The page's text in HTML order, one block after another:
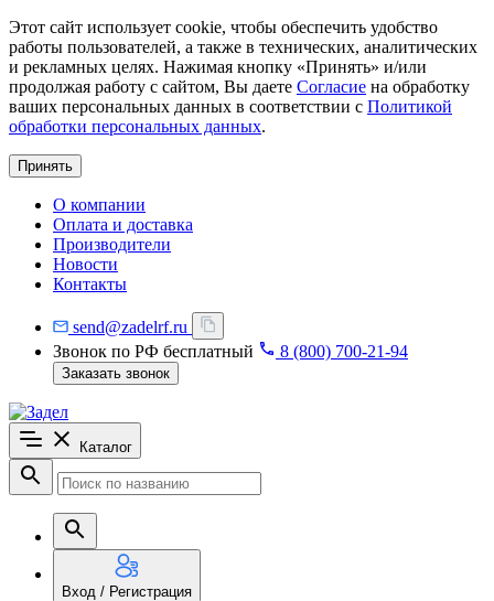
Этот сайт использует cookie, чтобы обеспечить удобство
работы пользователей, а также в технических, аналитических
и рекламных целях. Нажимая кнопку «Принять» и/или
продолжая работу с сайтом, Вы даете Согласие на обработку
ваших персональных данных в соответствии с Политикой
обработки персональных данных.
Принять
О компании
Оплата и доставка
Производители
Новости
Контакты
send@zadelrf.ru
Звонок по РФ бесплатный
8 (800) 700-21-94
Заказать звонок
Каталог
Вход / Регистрация